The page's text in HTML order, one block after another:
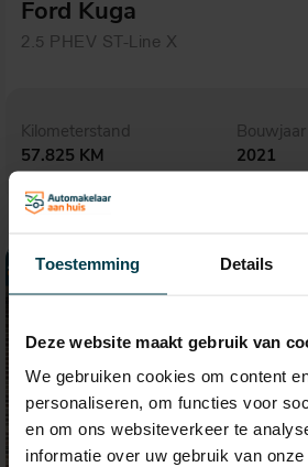
Toestemming Details
Deze website maakt gebruik van
We gebruiken cookies om content
personaliseren, om functies voor
en om ons websiteverkeer te
informatie over uw gebruik van
Ford Kuga
2.5 PHEV ST-Line X
Kilometerstand
57.825 KM
Bouwjaar
2021